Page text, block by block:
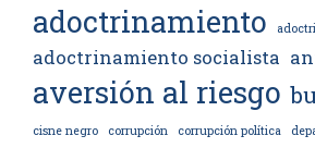
adoctrinamiento
adoctrinamiento socialista
aversión al riesgo
cisne negro corrupción corrupción política